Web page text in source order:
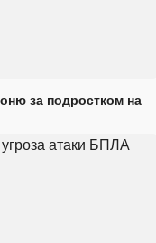
за подростком на